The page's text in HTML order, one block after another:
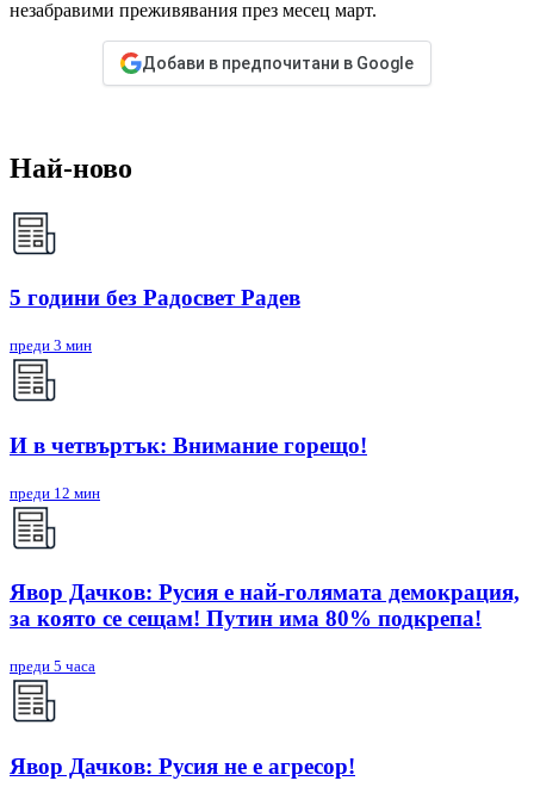
незабравими преживявания през месец март.
Добави в предпочитани в Google
Най-ново
5 години без Радосвет Радев
преди 3 мин
И в четвъртък: Внимание горещо!
преди 12 мин
Явор Дачков: Русия е най-голямата демокрация,
за която се сещам! Путин има 80% подкрепа!
преди 5 часа
Явор Дачков: Русия не е агресор!